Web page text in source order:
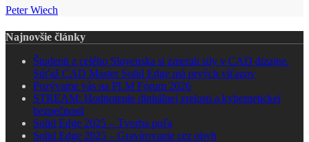
Peter Wiech
Najnovšie články
Študenti z celého Slovenska si zmerali sily v CAD dizajne.
Súťaž CAD Master Solid Edge má prvých víťazov
Pozývame vás na PLM Fórum 2026
STREAM: Hodnotenie digitálnej zrelosti a kybernetickej
bezpečnosti
Solid Edge 2025 – Tvorba poľa
Solid Edge 2025 – Gravírovanie cez ohyb